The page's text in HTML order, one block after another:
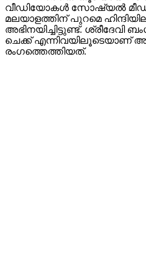
വീഡിയോകൾ സോഷ്യൽ
മലയാളത്തിന് പുറമെ
അഭിനയിച്ചിട്ടുണ്ട്. ശ്രീദേവി
ചെക്ക് എന്നിവയിലൂടെയാണ്
രംഗത്തെത്തിയത്.